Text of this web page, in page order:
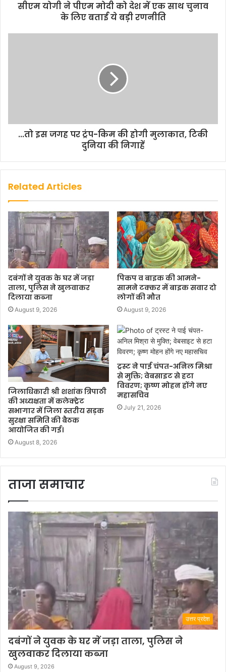
सीएम योगी ने पीएम मोदी को देश में एक साथ चुनाव
के लिए बताई ये बड़ी रणनीति
...तो इस जगह पर ट्रंप-किम की होगी मुलाकात, टिकी
दुनिया की निगाहें
Related Articles
दबंगों ने युवक के घर में जड़ा
ताला, पुलिस ने खुलवाकर
दिलाया कब्जा
August 9, 2026
पिकप व बाइक की आमने-
सामने टक्कर में बाइक सवार दो
लोगों की मौत
August 9, 2026
जिलाधिकारी श्री शशांक त्रिपाठी
की अध्यक्षता में कलेक्ट्रेट
सभागार में जिला स्तरीय सड़क
सुरक्षा समिति की बैठक
आयोजित की गई।
August 8, 2026
ट्रस्ट ने पाई चंपत-अनिल मिश्रा
से मुक्ति; वेबसाइट से हटा
विवरण; कृष्ण मोहन होंगे नए
महासचिव
July 21, 2026
ताजा समाचार
उत्तर प्रदेश
दबंगों ने युवक के घर में जड़ा ताला, पुलिस ने
खुलवाकर दिलाया कब्जा
August 9, 2026